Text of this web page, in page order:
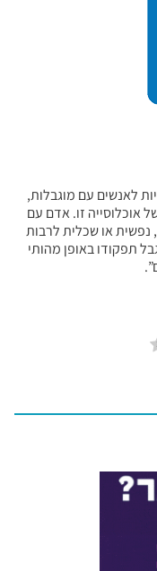
זכויות לאנשים עם מוגבלות,
זו. אדם עם
נפשית או שכלית לרבות
תפקודו באופן מהותי